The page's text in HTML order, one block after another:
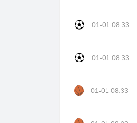
01-01 08:33
01-01 08:33
01-01 08:33